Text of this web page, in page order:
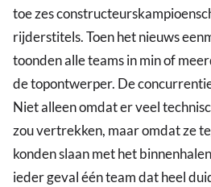
toe zes
rijderstitels. Toen het nieuws
toonden alle teams in min of
de topontwerper. De
Niet alleen omdat er veel
zou vertrekken, maar omdat ze
konden slaan met het
ieder geval één team dat heel